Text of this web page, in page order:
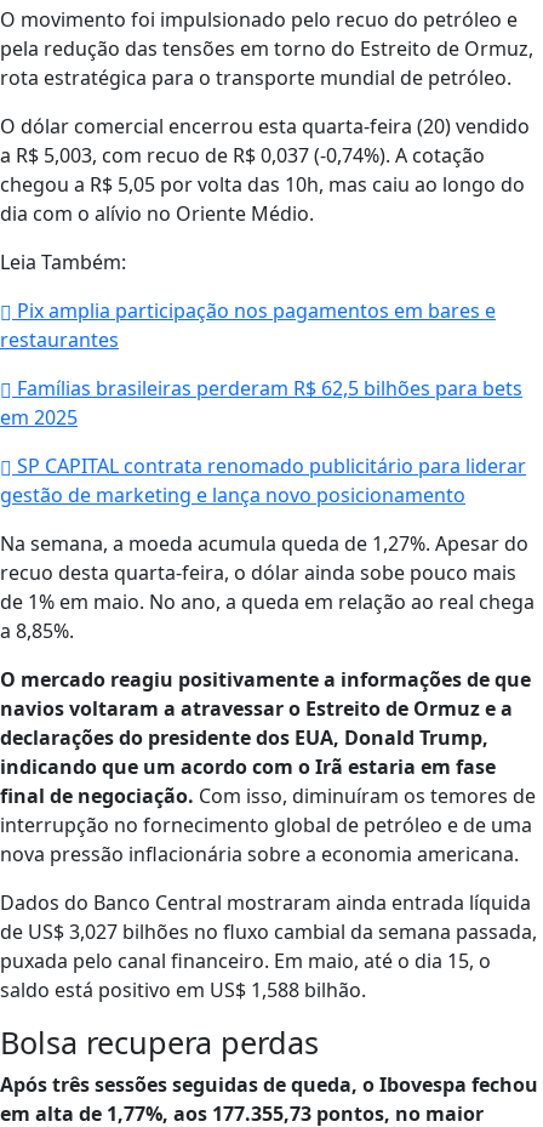
O movimento foi impulsionado pelo recuo do petróleo e
pela redução das tensões em torno do Estreito de Ormuz,
rota estratégica para o transporte mundial de petróleo.
O dólar comercial encerrou esta quarta-feira (20) vendido
a R$ 5,003, com recuo de R$ 0,037 (-0,74%). A cotação
chegou a R$ 5,05 por volta das 10h, mas caiu ao longo do
dia com o alívio no Oriente Médio.
Leia Também:
Pix amplia participação nos pagamentos em bares e
restaurantes
Famílias brasileiras perderam R$ 62,5 bilhões para bets
em 2025
SP CAPITAL contrata renomado publicitário para liderar
gestão de marketing e lança novo posicionamento
Na semana, a moeda acumula queda de 1,27%. Apesar do
recuo desta quarta-feira, o dólar ainda sobe pouco mais
de 1% em maio. No ano, a queda em relação ao real chega
a 8,85%.
O mercado reagiu positivamente a informações de que
navios voltaram a atravessar o Estreito de Ormuz e a
declarações do presidente dos EUA, Donald Trump,
indicando que um acordo com o Irã estaria em fase
final de negociação. Com isso, diminuíram os temores de
interrupção no fornecimento global de petróleo e de uma
nova pressão inflacionária sobre a economia americana.
Dados do Banco Central mostraram ainda entrada líquida
de US$ 3,027 bilhões no fluxo cambial da semana passada,
puxada pelo canal financeiro. Em maio, até o dia 15, o
saldo está positivo em US$ 1,588 bilhão.
Bolsa recupera perdas
Após três sessões seguidas de queda, o Ibovespa fechou
em alta de 1,77%, aos 177.355,73 pontos, no maior